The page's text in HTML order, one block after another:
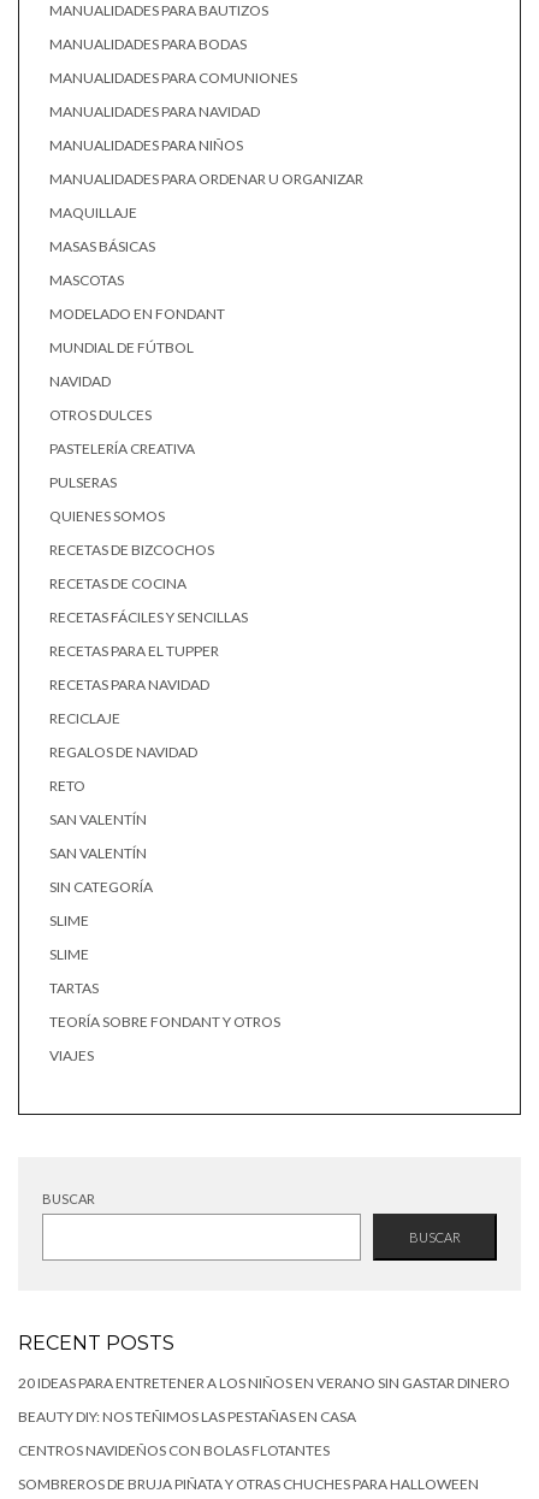
MANUALIDADES PARA BAUTIZOS
MANUALIDADES PARA BODAS
MANUALIDADES PARA COMUNIONES
MANUALIDADES PARA NAVIDAD
MANUALIDADES PARA NIÑOS
MANUALIDADES PARA ORDENAR U ORGANIZAR
MAQUILLAJE
MASAS BÁSICAS
MASCOTAS
MODELADO EN FONDANT
MUNDIAL DE FÚTBOL
NAVIDAD
OTROS DULCES
PASTELERÍA CREATIVA
PULSERAS
QUIENES SOMOS
RECETAS DE BIZCOCHOS
RECETAS DE COCINA
RECETAS FÁCILES Y SENCILLAS
RECETAS PARA EL TUPPER
RECETAS PARA NAVIDAD
RECICLAJE
REGALOS DE NAVIDAD
RETO
SAN VALENTÍN
SAN VALENTÍN
SIN CATEGORÍA
SLIME
SLIME
TARTAS
TEORÍA SOBRE FONDANT Y OTROS
VIAJES
BUSCAR
BUSCAR
RECENT POSTS
20 IDEAS PARA ENTRETENER A LOS NIÑOS EN VERANO SIN GASTAR DINERO
BEAUTY DIY: NOS TEÑIMOS LAS PESTAÑAS EN CASA
CENTROS NAVIDEÑOS CON BOLAS FLOTANTES
SOMBREROS DE BRUJA PIÑATA Y OTRAS CHUCHES PARA HALLOWEEN